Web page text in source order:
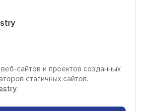
сайтов и проектов созданных
статичных сайтов.